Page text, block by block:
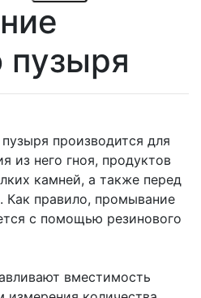
пузыря
производится для
из него гноя, продуктов
камней, а также перед
Как правило, промывание
с помощью резинового
вместимость